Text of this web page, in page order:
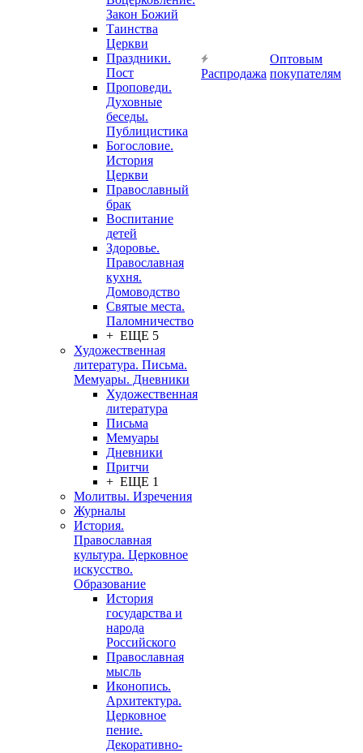
Закон Божий
Таинства
Церкви
Праздники.
Пост
Проповеди.
Духовные
беседы.
Публицистика
Богословие.
История
Церкви
Православный
брак
Воспитание
детей
Здоровье.
Православная
кухня.
Домоводство
Святые места.
Паломничество
+ ЕЩЕ 5
Художественная
литература. Письма.
Мемуары. Дневники
Художественная
литература
Письма
Мемуары
Дневники
Притчи
+ ЕЩЕ 1
Молитвы. Изречения
Журналы
История.
Православная
культура. Церковное
искусство.
Образование
История
государства и
народа
Российского
Православная
мысль
Иконопись.
Архитектура.
Церковное
пение.
Декоративно-
Распродажа
Оптовым
покупателям